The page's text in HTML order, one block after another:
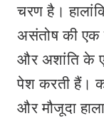
चरण है।
असंतोष की एक
और अशांति के
पेश करती हैं।
और मौजूदा